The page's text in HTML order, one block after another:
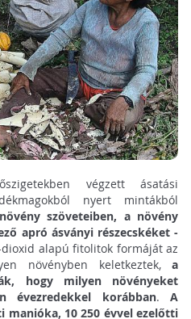
végzett ásatási
nyert mintákból
szöveteiben, a növény
apró ásványi részecskéket -
alapú fitolitok formáját az
növényben keletkeztek,a
hogy milyen növényeket
évezredekkel korábban.A
manióka, 10 250 évvel ezelőtti